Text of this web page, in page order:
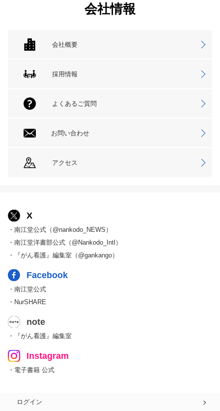
会社情報
会社概要
採用情報
よくあるご質問
お問い合わせ
アクセス
X
・南江堂公式（@nankodo_NEWS）
・南江堂洋書部公式（@Nankodo_Intl）
・『がん看護』編集室（@gankango）
Facebook
・南江堂公式
・NurSHARE
note
・『がん看護』編集室
Instagram
・電子書籍 公式
ログイン